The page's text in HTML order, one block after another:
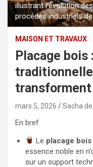
illustrant l’évolution
procédés industriels
MAISON ET TRAVAUX
Placage
transforment
mars 5, 2026 Sacha
En bref
Le placage bois
essence noble en
sur un support